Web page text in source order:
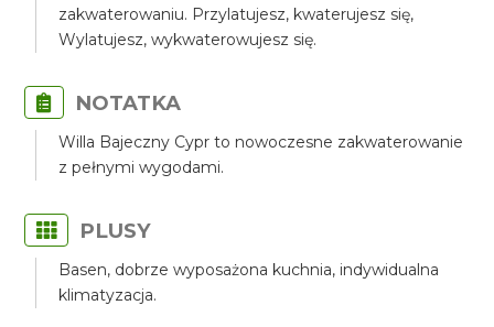
zakwaterowaniu. Przylatujesz, kwaterujesz się,
Wylatujesz, wykwaterowujesz się.
NOTATKA
Willa Bajeczny Cypr to nowoczesne zakwaterowanie
z pełnymi wygodami.
PLUSY
Basen, dobrze wyposażona kuchnia, indywidualna
klimatyzacja.